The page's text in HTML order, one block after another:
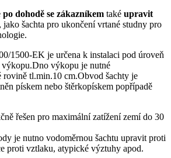
po dohodě se zákazníkem také upravit
šachta pro ukončení vrtané studny pro
1500-EK je určena k instalaci pod úroveň
výkopu.Dno výkopu je nutné
rovině tl.min.10 cm.Obvod šachty je
pískem nebo štěrkopískem popřípadě
řešen pro maximální zatížení zemí do 30
je nutno vodoměrnou šachtu upravit proti
proti vztlaku, atypické výztuhy apod.